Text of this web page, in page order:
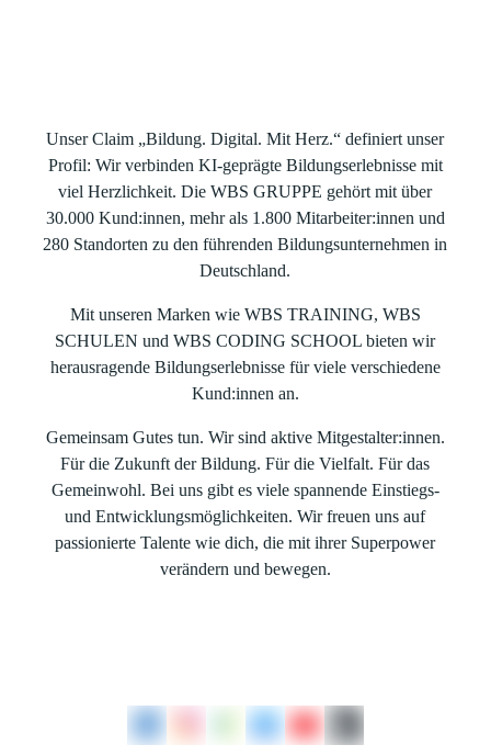
Unser Claim „Bildung. Digital. Mit Herz.“ definiert unser
Profil: Wir verbinden KI-geprägte Bildungserlebnisse mit
viel Herzlichkeit. Die WBS GRUPPE gehört mit über
30.000 Kund:innen, mehr als 1.800 Mitarbeiter:innen und
280 Standorten zu den führenden Bildungsunternehmen in
Deutschland.
Mit unseren Marken wie WBS TRAINING, WBS
SCHULEN und WBS CODING SCHOOL bieten wir
herausragende Bildungserlebnisse für viele verschiedene
Kund:innen an.
Gemeinsam Gutes tun. Wir sind aktive Mitgestalter:innen.
Für die Zukunft der Bildung. Für die Vielfalt. Für das
Gemeinwohl. Bei uns gibt es viele spannende Einstiegs-
und Entwicklungsmöglichkeiten. Wir freuen uns auf
passionierte Talente wie dich, die mit ihrer Superpower
verändern und bewegen.